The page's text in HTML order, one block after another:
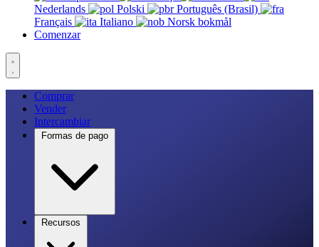
Nederlands
Polski
Português (Brasil)
Français
Italiano
Norsk bokmål
Comenzar
Comprar
Vender
Intercambiar
Formas de pago
Recursos